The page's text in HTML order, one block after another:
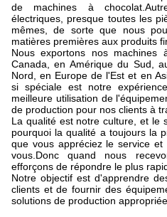
de machines à
électriques, presque toutes les
mêmes, de sorte que nous
matières premières aux produits
Nous exportons nos machines
Canada, en Amérique du Sud,
Nord, en Europe de l'Est et en
si spéciale est notre
meilleure utilisation de
de production pour nos clients à
La qualité est notre culture, et le
pourquoi la qualité a toujours la
que vous appréciez le service
vous.Donc quand nous
efforçons de répondre le plus
Notre objectif est d'apprendre
clients et de fournir des
solutions de production